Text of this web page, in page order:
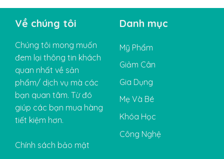
Về chúng tôi
Chúng tôi mong muốn
đem lại thông tin khách
quan nhất về sản
phẩm/ dịch vụ mà các
bạn quan tâm. Từ đó
giúp các bạn mua hàng
tiết kiệm hơn.
Chính sách bảo mật
Danh mục
Mỹ Phẩm
Giảm Cân
Gia Dụng
Mẹ Và Bé
Khóa Học
Công Nghệ